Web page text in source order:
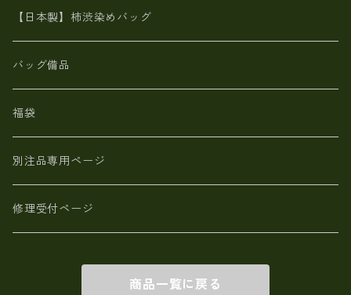
革小物・財布【日本製】メンズ レディース
【日本製】メンズ 財布 アザラシ革(シールスキン)
【日本製】柿渋染めバッグ
バッグ備品
福袋
別注品専用ページ
修理受付ページ
商品一覧に戻る